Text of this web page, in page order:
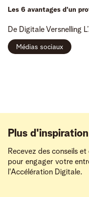
Les 6 avantages d’un
De Digitale Versnelling
Médias sociaux
Plus
Recevez des conseils
pour engager votre
l'Accélération Digitale.